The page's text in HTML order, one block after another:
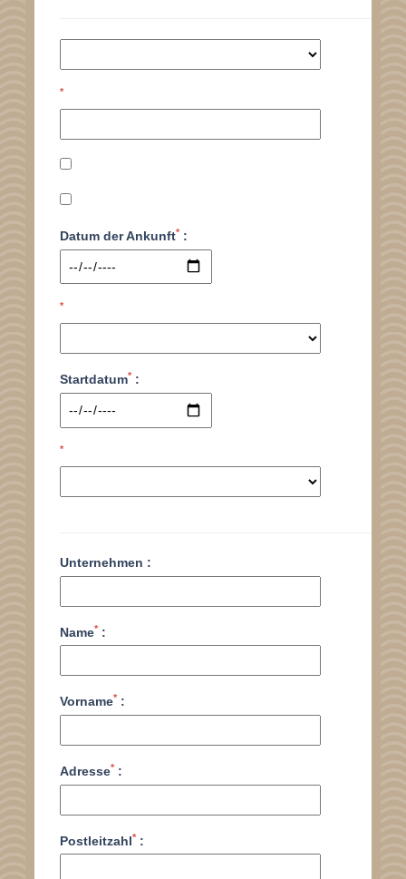
*
Datum der Ankunft*:
*
Startdatum*:
*
Unternehmen :
Name*:
Vorname*:
Adresse*:
Postleitzahl*: